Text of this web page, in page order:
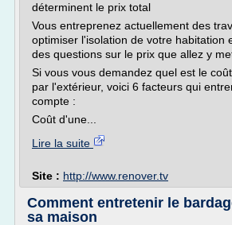
déterminent le prix total
Vous entreprenez actuellement des
optimiser l'isolation de votre habitation
des questions sur le prix que allez y
Si vous vous demandez quel est le
par l'extérieur, voici 6 facteurs qui
compte :
Coût d'une...
Lire la suite
Site : http://www.renover.tv
Comment entretenir le
sa maison